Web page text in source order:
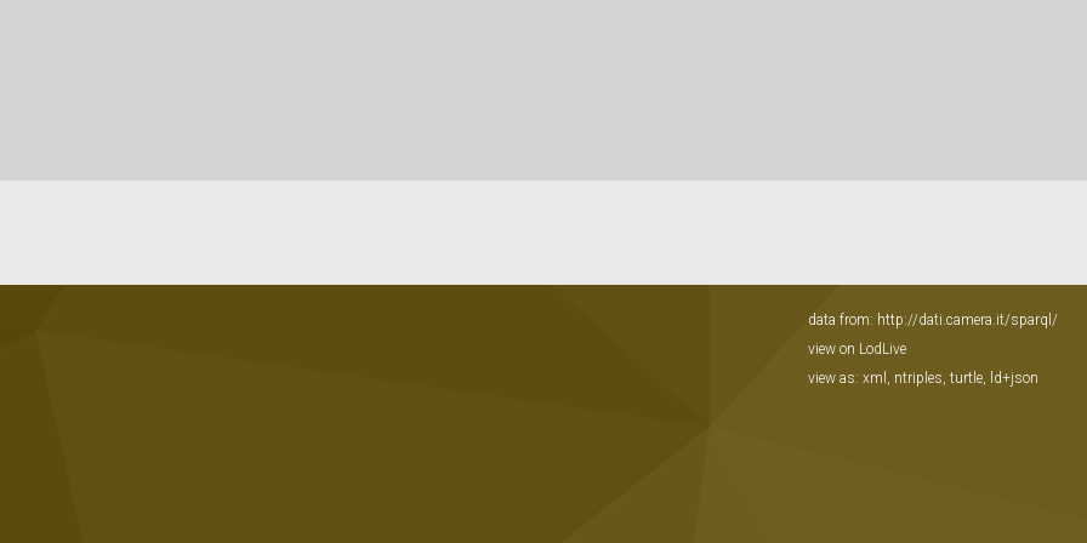
data from: http://dati.camera.it/sparql/
view on LodLive
view as: xml , ntriples, turtle, ld+json